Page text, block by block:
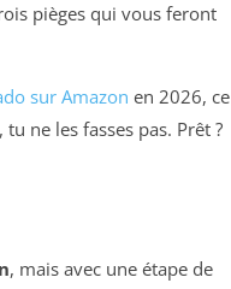
pièges qui vous feront
sur Amazon en 2026, ce
ne les fasses pas. Prêt ?
, mais avec une étape de